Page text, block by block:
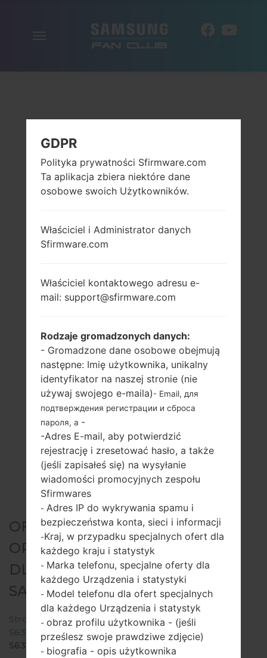
OFICJALNE
OPROGRAMOWANIE #135951
DLA: GT-S6310L -
SAMSUNGGALAXY Y DUOS
Strona startowa →Galaxy Y Duos →
SamsungGT-
S6310L
→GT-
S6310L_COO_1_20140814163640_pfww4fa6gp.zip
GDPR
Polityka prywatności Sfirmware.com
Ta aplikacja zbiera niektóre dane
osobowe swoich Użytkowników.
Właściciel i Administrator danych
Sfirmware.com
Właściciel kontaktowego adresu e-
mail: support@sfirmware.com
Rodzaje gromadzonych danych:
- Gromadzone dane osobowe obejmują
następne: Imię użytkownika, unikalny
identyfikator na naszej stronie (nie
używaj swojego e-maila)- Email, для
подтверждения регистрации и сброса
пароля, а -
-Adres E-mail, aby potwierdzić
rejestrację i zresetować hasło, a także
(jeśli zapisałeś się) na wysyłanie
wiadomości promocyjnych zespołu
Sfirmwares
- Adres IP do wykrywania spamu i
bezpieczeństwa konta, sieci i informacji
-Kraj, w przypadku specjalnych ofert dla
każdego kraju i statystyk
- Marka telefonu, specjalne oferty dla
każdego Urządzenia i statystyki
- Model telefonu dla ofert specjalnych
dla każdego Urządzenia i statystyk
- obraz profilu użytkownika - (jeśli
prześlesz swoje prawdziwe zdjęcie)
- biografia - opis użytkownika